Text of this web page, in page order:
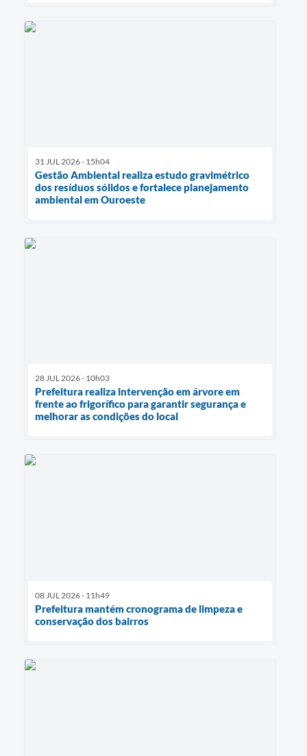
31 JUL 2026 - 15h04
Gestão Ambiental realiza estudo gravimétrico
dos resíduos sólidos e fortalece planejamento
ambiental em Ouroeste
28 JUL 2026 - 10h03
Prefeitura realiza intervenção em árvore em
frente ao frigorífico para garantir segurança e
melhorar as condições do local
08 JUL 2026 - 11h49
Prefeitura mantém cronograma de limpeza e
conservação dos bairros